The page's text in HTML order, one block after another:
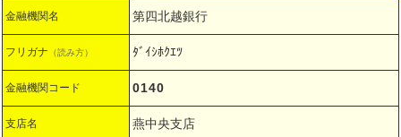
金融機関名 第四北越銀行
フリガナ （読み方） ﾀﾞｲｼﾎｸｴﾂ
金融機関コード 0140
支店名 燕中央支店